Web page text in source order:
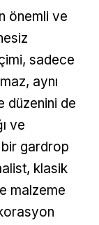
önemli ve
sadece
aynı
düzenini de
ve
gardrop
klasik
malzeme